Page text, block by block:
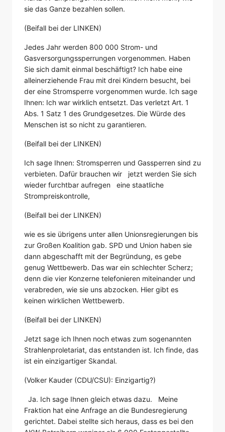
sie das Ganze bezahlen sollen.
(Beifall bei der LINKEN)
Jedes Jahr werden 800 000 Strom- und
Gasversorgungssperrungen vorgenommen. Haben
Sie sich damit einmal beschäftigt? Ich habe eine
alleinerziehende Frau mit drei Kindern besucht, bei
der eine Stromsperre vorgenommen wurde. Ich sage
Ihnen: Ich war wirklich entsetzt. Das verletzt Art. 1
Abs. 1 Satz 1 des Grundgesetzes. Die Würde des
Menschen ist so nicht zu garantieren.
(Beifall bei der LINKEN)
Ich sage Ihnen: Stromsperren und Gassperren sind zu
verbieten. Dafür brauchen wir jetzt werden Sie sich
wieder furchtbar aufregen eine staatliche
Strompreiskontrolle,
(Beifall bei der LINKEN)
wie es sie übrigens unter allen Unionsregierungen bis
zur Großen Koalition gab. SPD und Union haben sie
dann abgeschafft mit der Begründung, es gebe
genug Wettbewerb. Das war ein schlechter Scherz;
denn die vier Konzerne telefonieren miteinander und
verabreden, wie sie uns abzocken. Hier gibt es
keinen wirklichen Wettbewerb.
(Beifall bei der LINKEN)
Jetzt sage ich Ihnen noch etwas zum sogenannten
Strahlenproletariat, das entstanden ist. Ich finde, das
ist ein einzigartiger Skandal.
(Volker Kauder (CDU/CSU): Einzigartig?)
Ja. Ich sage Ihnen gleich etwas dazu. Meine
Fraktion hat eine Anfrage an die Bundesregierung
gerichtet. Dabei stellte sich heraus, dass es bei den